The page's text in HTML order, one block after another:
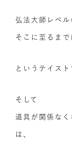
弘法大師レベ
そこに至るま
というテイスト
そして
道具が関係な
は、